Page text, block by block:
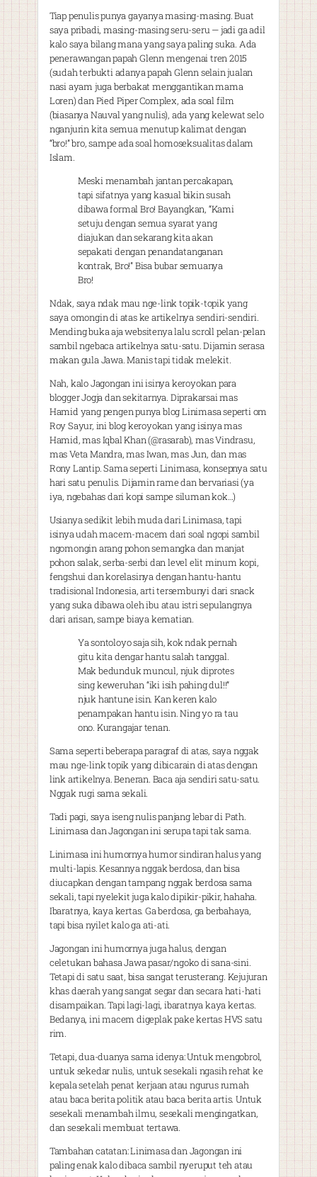
Tiap penulis punya gayanya masing-masing. Buat
saya pribadi, masing-masing seru-seru — jadi ga adil
kalo saya bilang mana yang saya paling suka. Ada
penerawangan papah Glenn mengenai tren 2015
(sudah terbukti adanya papah Glenn selain jualan
nasi ayam juga berbakat menggantikan mama
Loren) dan Pied Piper Complex, ada soal film
(biasanya Nauval yang nulis), ada yang kelewat selo
nganjurin kita semua menutup kalimat dengan
“bro!” bro, sampe ada soal homoseksualitas dalam
Islam.
Meski menambah jantan percakapan,
tapi sifatnya yang kasual bikin susah
dibawa formal Bro! Bayangkan, “Kami
setuju dengan semua syarat yang
diajukan dan sekarang kita akan
sepakati dengan penandatanganan
kontrak, Bro!” Bisa bubar semuanya
Bro!
Ndak, saya ndak mau nge-link topik-topik yang
saya omongin di atas ke artikelnya sendiri-sendiri.
Mending buka aja websitenya lalu scroll pelan-pelan
sambil ngebaca artikelnya satu-satu. Dijamin serasa
makan gula Jawa. Manis tapi tidak melekit.
Nah, kalo Jagongan ini isinya keroyokan para
blogger Jogja dan sekitarnya. Diprakarsai mas
Hamid yang pengen punya blog Linimasa seperti om
Roy Sayur, ini blog keroyokan yang isinya mas
Hamid, mas Iqbal Khan (@rasarab), mas Vindrasu,
mas Veta Mandra, mas Iwan, mas Jun, dan mas
Rony Lantip. Sama seperti Linimasa, konsepnya satu
hari satu penulis. Dijamin rame dan bervariasi (ya
iya, ngebahas dari kopi sampe siluman kok…)
Usianya sedikit lebih muda dari Linimasa, tapi
isinya udah macem-macem dari soal ngopi sambil
ngomongin arang pohon semangka dan manjat
pohon salak, serba-serbi dan level elit minum kopi,
fengshui dan korelasinya dengan hantu-hantu
tradisional Indonesia, arti tersembunyi dari snack
yang suka dibawa oleh ibu atau istri sepulangnya
dari arisan, sampe biaya kematian.
Ya sontoloyo saja sih, kok ndak pernah
gitu kita dengar hantu salah tanggal.
Mak bedunduk muncul, njuk diprotes
sing keweruhan “iki isih pahing dul!!”
njuk hantune isin. Kan keren kalo
penampakan hantu isin. Ning yo ra tau
ono. Kurangajar tenan.
Sama seperti beberapa paragraf di atas, saya nggak
mau nge-link topik yang dibicarain di atas dengan
link artikelnya. Beneran. Baca aja sendiri satu-satu.
Nggak rugi sama sekali.
Tadi pagi, saya iseng nulis panjang lebar di Path.
Linimasa dan Jagongan ini serupa tapi tak sama.
Linimasa ini humornya humor sindiran halus yang
multi-lapis. Kesannya nggak berdosa, dan bisa
diucapkan dengan tampang nggak berdosa sama
sekali, tapi nyelekit juga kalo dipikir-pikir, hahaha.
Ibaratnya, kaya kertas. Ga berdosa, ga berbahaya,
tapi bisa nyilet kalo ga ati-ati.
Jagongan ini humornya juga halus, dengan
celetukan bahasa Jawa pasar/ngoko di sana-sini.
Tetapi di satu saat, bisa sangat terusterang. Kejujuran
khas daerah yang sangat segar dan secara hati-hati
disampaikan. Tapi lagi-lagi, ibaratnya kaya kertas.
Bedanya, ini macem digeplak pake kertas HVS satu
rim.
Tetapi, dua-duanya sama idenya: Untuk mengobrol,
untuk sekedar nulis, untuk sesekali ngasih rehat ke
kepala setelah penat kerjaan atau ngurus rumah
atau baca berita politik atau baca berita artis. Untuk
sesekali menambah ilmu, sesekali mengingatkan,
dan sesekali membuat tertawa.
Tambahan catatan: Linimasa dan Jagongan ini
paling enak kalo dibaca sambil nyeruput teh atau